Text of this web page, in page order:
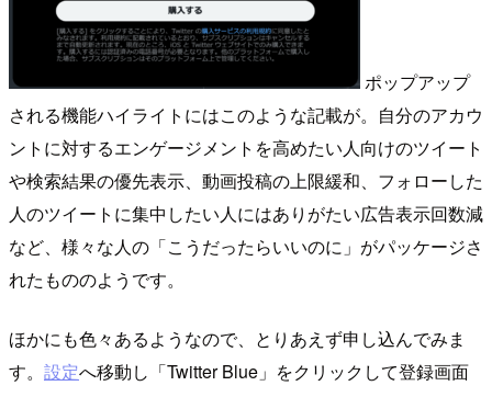
ポップアップ
される機能ハイライトにはこのような記載が。自分のアカウ
ントに対するエンゲージメントを高めたい人向けのツイート
や検索結果の優先表示、動画投稿の上限緩和、フォローした
人のツイートに集中したい人にはありがたい広告表示回数減
など、様々な人の「こうだったらいいのに」がパッケージさ
れたもののようです。
ほかにも色々あるようなので、とりあえず申し込んでみま
す。 設定へ移動し「Twitter Blue」をクリックして登録画面